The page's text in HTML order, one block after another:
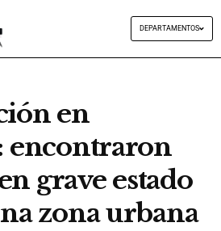
DEPARTAMENTOS
en
encontraron
grave estado
zona urbana